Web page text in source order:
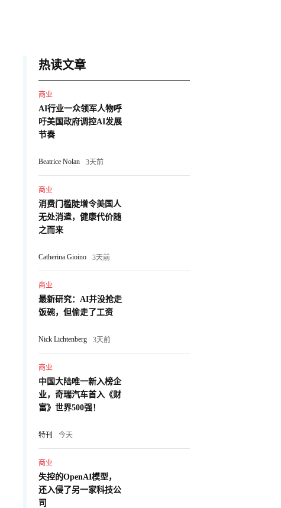
热读文章
商业
AI行业一众领军人物呼
吁美国政府调控AI发展
节奏
Beatrice Nolan 3天前
商业
消费门槛陡增令美国人
无处消遣，健康代价随
之而来
Catherina Gioino 3天前
商业
最新研究：AI并没抢走
饭碗，但偷走了工资
Nick Lichtenberg 3天前
商业
中国大陆唯一新入榜企
业，奇瑞汽车首入《财
富》世界500强！
特刊 今天
商业
失控的OpenAI模型，
还入侵了另一家科技公
司